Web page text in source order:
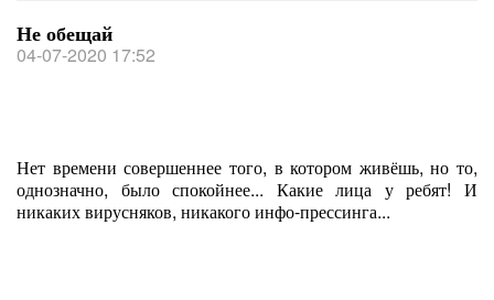
Не обещай
04-07-2020 17:52
Нет времени совершеннее того, в котором живёшь, но то,
однозначно, было спокойнее... Какие лица у ребят! И
никаких вирусняков, никакого инфо-прессинга...